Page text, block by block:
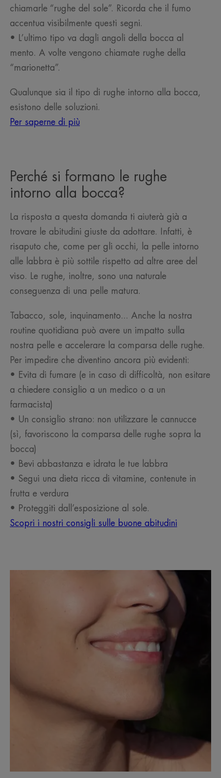
chiamarle “rughe del sole”. Ricorda che il fumo
accentua visibilmente questi segni.
• L’ultimo tipo va dagli angoli della bocca al
mento. A volte vengono chiamate rughe della
“marionetta”.
Qualunque sia il tipo di rughe intorno alla bocca,
esistono delle soluzioni.
Per saperne di più
Perché si formano le rughe
intorno alla bocca?
La risposta a questa domanda ti aiuterà già a
trovare le abitudini giuste da adottare. Infatti, è
risaputo che, come per gli occhi, la pelle intorno
alle labbra è più sottile rispetto ad altre aree del
viso. Le rughe, inoltre, sono una naturale
conseguenza di una pelle matura.
Tabacco, sole, inquinamento... Anche la nostra
routine quotidiana può avere un impatto sulla
nostra pelle e accelerare la comparsa delle rughe.
Per impedire che diventino ancora più evidenti:
• Evita di fumare (e in caso di difficoltà, non esitare
a chiedere consiglio a un medico o a un
farmacista)
• Un consiglio strano: non utilizzare le cannucce
(sì, favoriscono la comparsa delle rughe sopra la
bocca)
• Bevi abbastanza e idrata le tue labbra
• Segui una dieta ricca di vitamine, contenute in
frutta e verdura
• Proteggiti dall’esposizione al sole.
Scopri i nostri consigli sulle buone abitudini